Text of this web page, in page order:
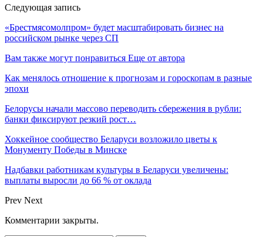
Следующая запись
«Брестмясомолпром» будет масштабировать бизнес на
российском рынке через СП
Вам также могут понравиться Еще от автора
Как менялось отношение к прогнозам и гороскопам в разные
эпохи
Белорусы начали массово переводить сбережения в рубли:
банки фиксируют резкий рост…
Хоккейное сообщество Беларуси возложило цветы к
Монументу Победы в Минске
Надбавки работникам культуры в Беларуси увеличены:
выплаты выросли до 66 % от оклада
Prev Next
Комментарии закрыты.